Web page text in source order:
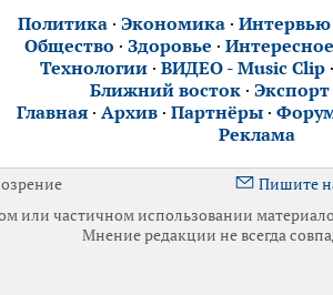
Политика· Экономика· Интервью
Общество · Здоровье · Интересное
Технологии· ВИДЕО - Music Clip
Ближний восток ·
Главная· Архив· Партнёры·
Реклама
Пишите
или частичном использовании
Мнение редакции не всегда